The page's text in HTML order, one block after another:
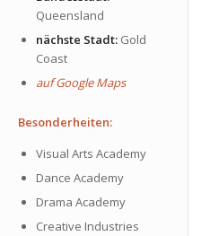
Queensland
nächste Stadt: Gold
Coast
auf Google Maps
Besonderheiten:
Visual Arts Academy
Dance Academy
Drama Academy
Creative Industries